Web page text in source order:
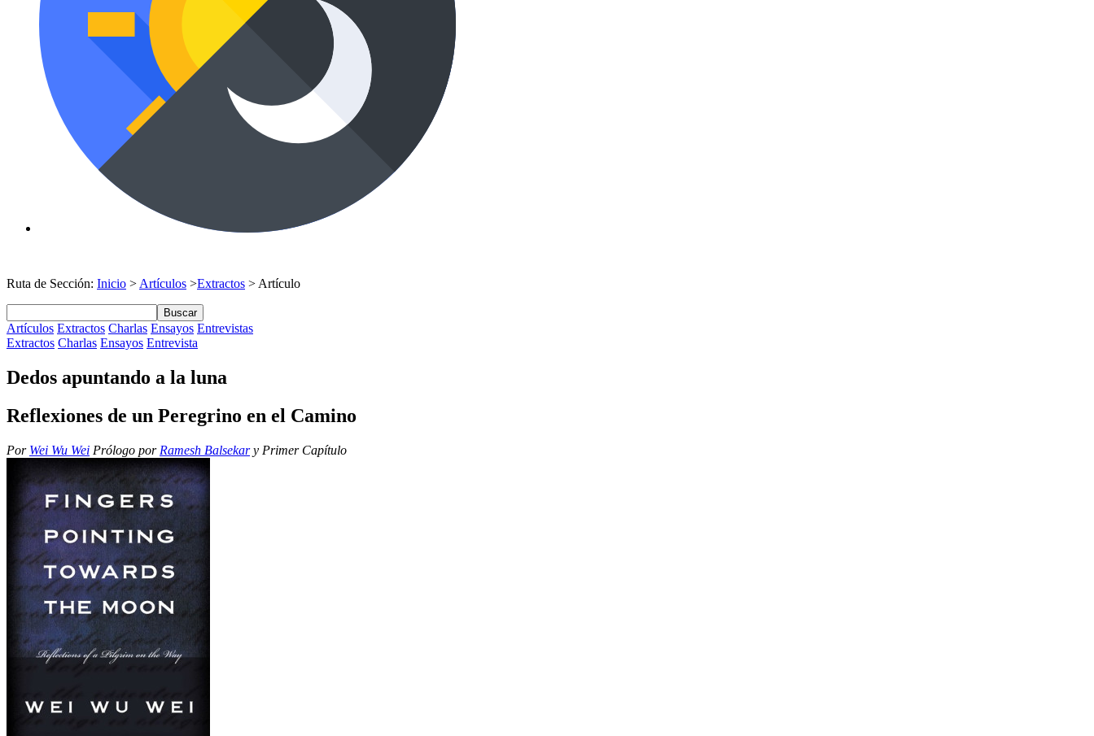
Ruta de Sección: Inicio > Artículos >Extractos > Artículo
Buscar
Artículos Extractos Charlas Ensayos Entrevistas
Extractos Charlas Ensayos Entrevista
Dedos apuntando a la luna
Reflexiones de un Peregrino en el Camino
Por Wei Wu Wei Prólogo por Ramesh Balsekary Primer Capítulo